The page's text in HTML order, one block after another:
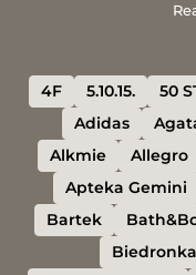
4F 5.10.15. 50
Adidas
Alkmie
Allegro
Apteka Gemini
Bartek
Biedronka